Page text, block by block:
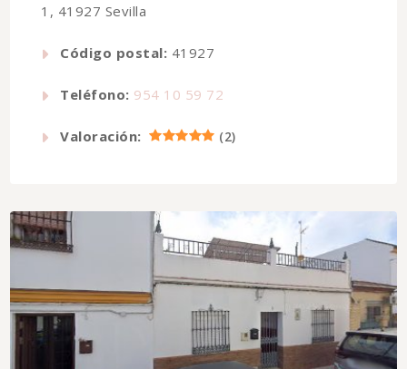
1, 41927 Sevilla
Código postal: 41927
Teléfono: 954 10 59 72
Valoración: (2)